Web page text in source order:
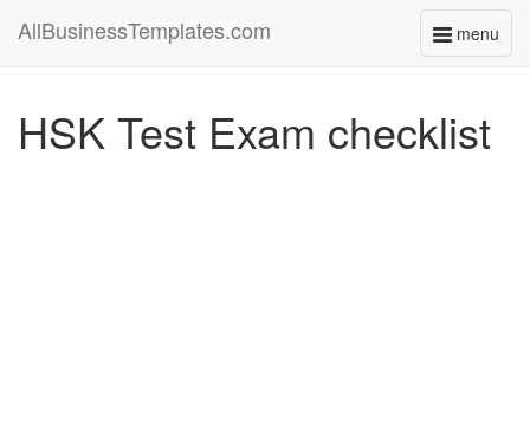
menu
Toggle
AllBusinessTemplates.com
HSK Test Exam checklist